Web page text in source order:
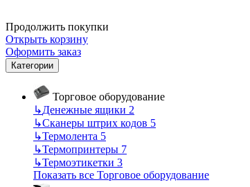
Продолжить покупки
Открыть корзину
Оформить заказ
Категории
Торговое оборудование
↳Денежные ящики 2
↳Сканеры штрих кодов 5
↳Термолента 5
↳Термопринтеры 7
↳Термоэтикетки 3
Показать все Торговое оборудование